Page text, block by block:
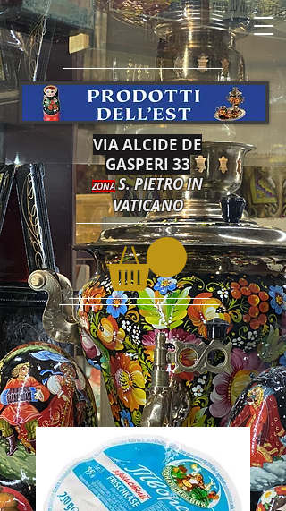
VIA ALCIDE DE
GASPERI 33
ZONA S. PIETRO IN
VATICANO